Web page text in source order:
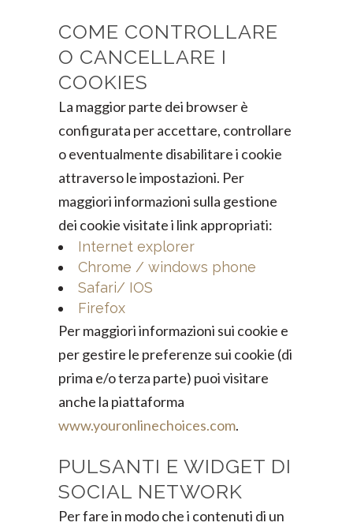
COME CONTROLLARE
O CANCELLARE I
COOKIES
La maggior parte dei browser è
configurata per accettare, controllare
o eventualmente disabilitare i cookie
attraverso le impostazioni. Per
maggiori informazioni sulla gestione
dei cookie visitate i link appropriati:
Internet explorer
Chrome / windows phone
Safari/ IOS
Firefox
Per maggiori informazioni sui cookie e
per gestire le preferenze sui cookie (di
prima e/o terza parte) puoi visitare
anche la piattaforma
www.youronlinechoices.com.
PULSANTI E WIDGET DI
SOCIAL NETWORK
Per fare in modo che i contenuti di un